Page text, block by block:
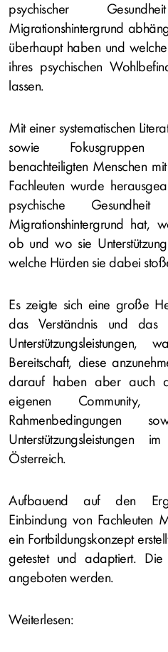
psychischer
Migrationshintergrund
überhaupt haben und
ihres psychischen
lassen.
Mit einer systematischen
sowie Fokusgruppen
benachteiligten Menschen
Fachleuten wurde
psychische
Migrationshintergrund hat,
ob und wo sie
welche Hürden sie dabei
Es zeigte sich eine große
das Verständnis und das
Bereitschaft, diese
darauf haben aber auch
eigenen Community,
Rahmenbedingungen
Unterstützungsleistungen
Österreich.
Aufbauend auf den
Einbindung von Fachleuten
ein Fortbildungskonzept
getestet und adaptiert.
angeboten werden.
Weiterlesen: